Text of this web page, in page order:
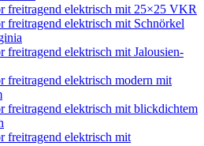
freitragend elektrisch mit 25×25 VKR
freitragend elektrisch mit Schnörkel
freitragend elektrisch mit Jalousien-
freitragend elektrisch modern mit
freitragend elektrisch mit blickdichtem
freitragend elektrisch mit